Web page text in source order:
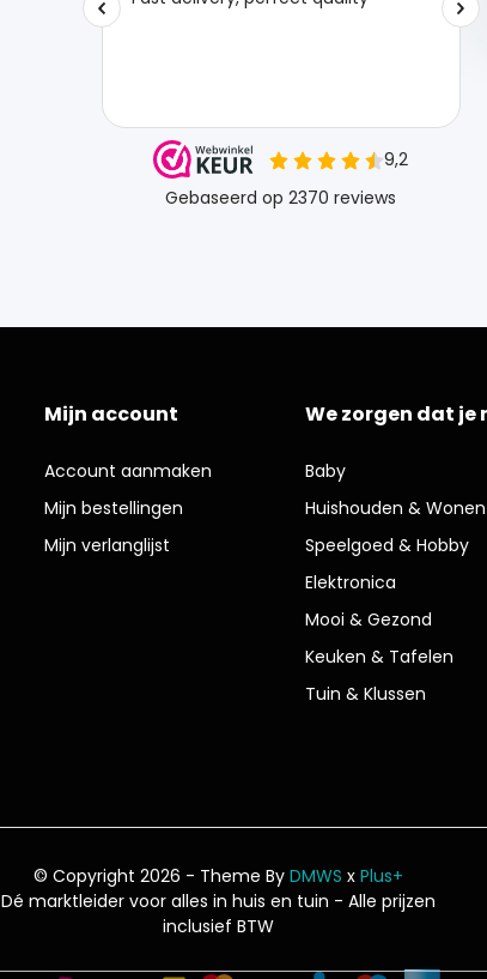
Mijn account
Account aanmaken
Mijn bestellingen
Mijn verlanglijst
We zorgen dat je
Baby
Huishouden & Wonen
Speelgoed & Hobby
Elektronica
Mooi & Gezond
Keuken & Tafelen
Tuin & Klussen
© Copyright 2026 - Theme ByDMWS xPlus+
Dé marktleider voor alles in huis en tuin - Alle prijzen
inclusief BTW